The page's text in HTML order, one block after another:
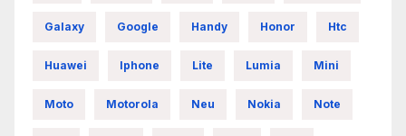
Galaxy Google Handy Honor Htc
Huawei Iphone Lite Lumia Mini
Moto Motorola Neu Nokia Note